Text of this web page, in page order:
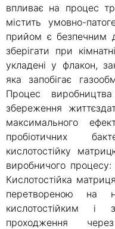
впливає на процес
містить умовно-
прийом є безпечним
зберігати при
укладені у флакон,
яка запобігає
Процес
збереження
максимального
пробіотичних
кислотостійку
виробничого процесу:
Кислотостійка
перетвореною на
кислотостійким і
проходження